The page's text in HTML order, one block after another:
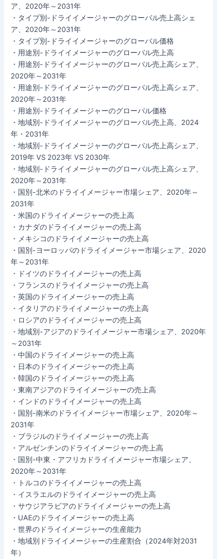
ア、2020年～2031年
・タイプ別-ドライイメージャーのグローバル売上高シェ
ア、2020年～2031年
・タイプ別-ドライイメージャーのグローバル価格
・用途別-ドライイメージャーのグローバル売上高
・用途別-ドライイメージャーのグローバル売上高シェア、
2020年～2031年
・用途別-ドライイメージャーのグローバル売上高シェア、
2020年～2031年
・用途別-ドライイメージャーのグローバル価格
・地域別-ドライイメージャーのグローバル売上高、2024
年・2031年
・地域別-ドライイメージャーのグローバル売上高シェア、
2019年 VS 2023年 VS 2030年
・地域別-ドライイメージャーのグローバル売上高シェア、
2020年～2031年
・国別-北米のドライイメージャー市場シェア、2020年～
2031年
・米国のドライイメージャーの売上高
・カナダのドライイメージャーの売上高
・メキシコのドライイメージャーの売上高
・国別-ヨーロッパのドライイメージャー市場シェア、2020
年～2031年
・ドイツのドライイメージャーの売上高
・フランスのドライイメージャーの売上高
・英国のドライイメージャーの売上高
・イタリアのドライイメージャーの売上高
・ロシアのドライイメージャーの売上高
・地域別-アジアのドライイメージャー市場シェア、2020年
～2031年
・中国のドライイメージャーの売上高
・日本のドライイメージャーの売上高
・韓国のドライイメージャーの売上高
・東南アジアのドライイメージャーの売上高
・インドのドライイメージャーの売上高
・国別-南米のドライイメージャー市場シェア、2020年～
2031年
・ブラジルのドライイメージャーの売上高
・アルゼンチンのドライイメージャーの売上高
・国別-中東・アフリカドライイメージャー市場シェア、
2020年～2031年
・トルコのドライイメージャーの売上高
・イスラエルのドライイメージャーの売上高
・サウジアラビアのドライイメージャーの売上高
・UAEのドライイメージャーの売上高
・世界のドライイメージャーの生産能力
・地域別ドライイメージャーの生産割合（2024年対2031
年）